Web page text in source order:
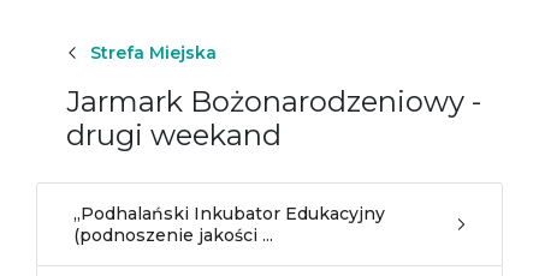
Strefa Miejska
Jarmark Bożonarodzeniowy -
drugi weekand
„Podhalański Inkubator Edukacyjny
(podnoszenie jakości ...